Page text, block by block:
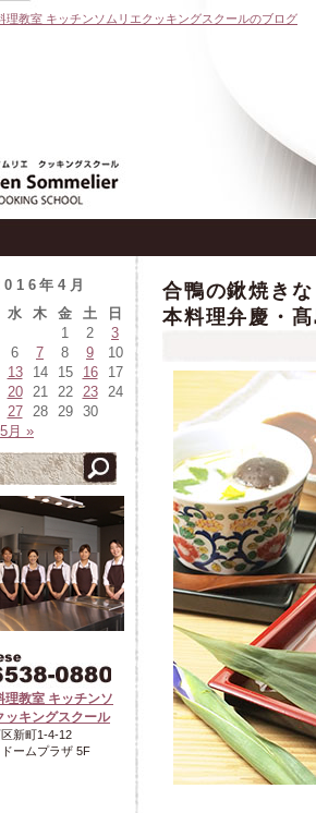
理教室 キッチンソムリエクッキングスクールのブログ
合鴨の鍬焼き
本料理弁慶・
年4月
水 木 金 土
日
1
2
3
6 7 8 9
10
13 14 15 16
17
20 21 22 23
24
27 28 29
30
5月 »
理教室 キッチンソ
ッキングスクール
新町1-4-12
ームプラザ 5F